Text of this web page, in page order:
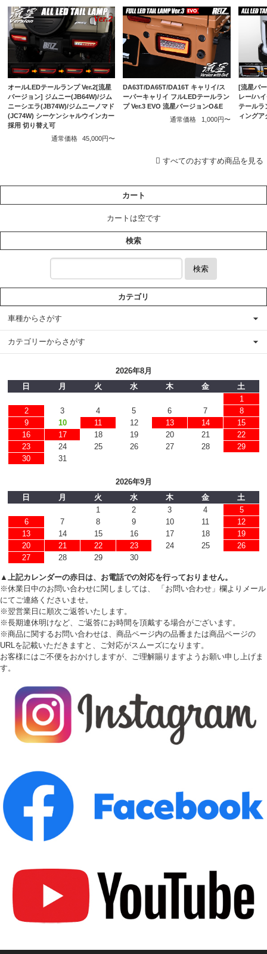
オールLEDテールランプ Ver.2[流星
バージョン] ジムニー(JB64W)/ジム
ニーシエラ(JB74W)/ジムニーノマド
(JC74W) シーケンシャルウインカー
採用 切り替え可
通常価格
45,000円〜
DA63T/DA65T/DA16T キャリイ/ス
ーパーキャリイ フルLEDテールラン
プ Ver.3 EVO 流星バージョンO&E
通常価格
1,000円〜
[流星バ
レー/ハ
テールラ
ィングア
すべてのおすすめ商品を見る
カート
カートは空です
検索
検索
カテゴリ
車種からさがす
カテゴリーからさがす
2026年8月
日
月 火 水 木 金
土
1
2
3 4 5 6 7
8
9
10 11 12 13 14
15
16
17 18 19 20 21
22
23
24 25 26 27 28
29
30
31
2026年9月
日
月 火 水 木 金
土
1
2 3 4
5
6
7 8 9 10 11
12
13
14 15 16 17 18
19
20
21 22 23 24 25
26
27
28 29 30
▲上記カレンダーの赤日は、お電話での対応を行っておりません。
※休業日中のお問い合わせに関しましては、 「お問い合わせ」欄よりメール
にてご連絡くださいませ。
※翌営業日に順次ご返答いたします。
※長期連休明けなど、ご返答にお時間を頂戴する場合がございます。
※商品に関するお問い合わせは、商品ページ内の品番または商品ページの
URLを記載いただきますと、ご対応がスムーズになります。
お客様にはご不便をおかけしますが、ご理解賜りますようお願い申し上げま
す。